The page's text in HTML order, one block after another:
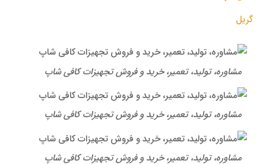
گریل
مشاوره، تولید، تعمیر، خرید و فروش تجهیزات کافی شاپ
مشاوره، تولید، تعمیر، خرید و فروش تجهیزات کافی شاپ
مشاوره، تولید، تعمیر، خرید و فروش تجهیزات کافی شاپ